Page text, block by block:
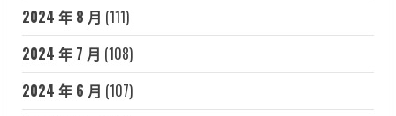
2024 年 8 月 (111)
2024 年 7 月 (108)
2024 年 6 月 (107)